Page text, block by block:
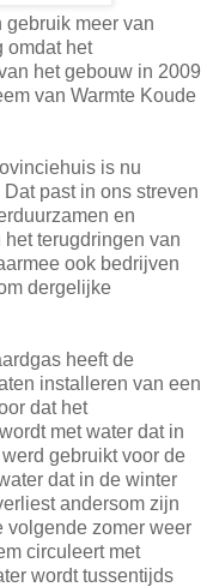
gebruik meer van
omdat het
het gebouw in 2009
van Warmte Koude
is nu
past in ons streven
en
terugdringen van
ook bedrijven
dergelijke
heeft de
installeren van een
dat het
met water dat in
gebruikt voor de
dat in de winter
andersom zijn
volgende zomer weer
circuleert met
wordt tussentijds